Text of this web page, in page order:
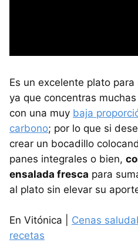
Es un excelente plato
ya que concentras
con una muy baja
carbono; por lo que si
crear un bocadillo
panes integrales o bien,
ensalada fresca para
al plato sin elevar su
En Vitónica | Cenas
recetas